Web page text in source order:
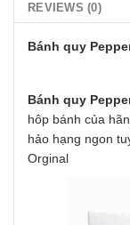
REVIEWS (0)
Bánh quy
Bánh quy
hôp bánh của
hảo hạng ngon
Orginal